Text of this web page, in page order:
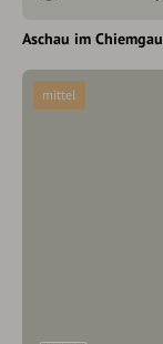
Aschau im Chiemgau
mittel